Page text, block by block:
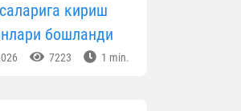
кириш
бошланди
7223 1 min.